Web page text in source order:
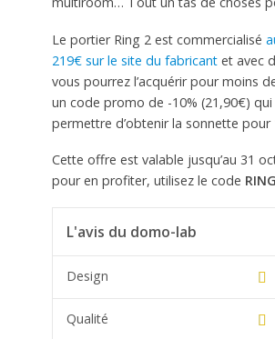
Le portier Ring 2 est commercialisé
219€ sur le site du fabricantet avec
vous pourrez l’acquérir pour moins
un code promo de -10% (21,90€) qui
permettre d’obtenir la sonnette pour
Cette offre est valable jusqu’au 31
pour en profiter, utilisez le code
L'avis du domo-lab
Design
Qualité